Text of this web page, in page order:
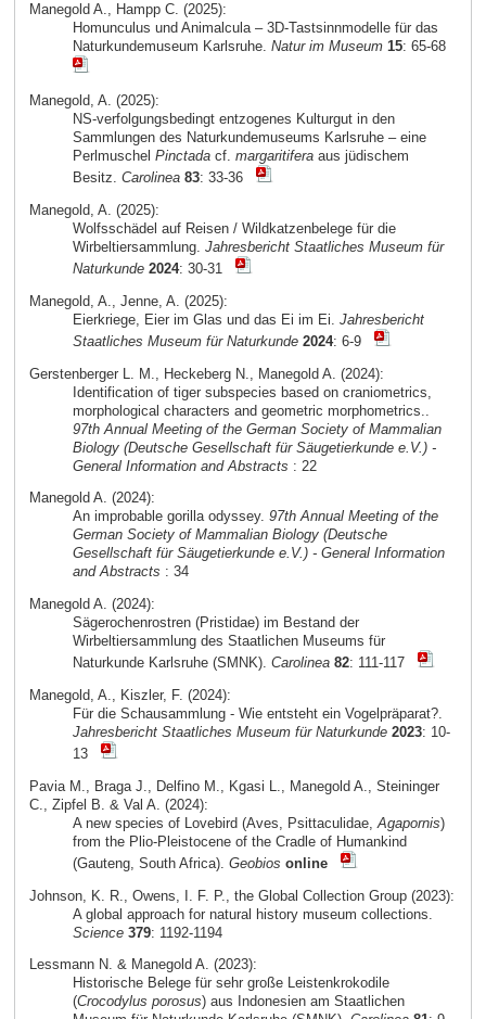
Manegold A., Hampp C. (2025):
Homunculus und Animalcula – 3D-Tastsinnmodelle für das
Naturkundemuseum Karlsruhe. Natur im Museum 15: 65-68
Manegold, A. (2025):
NS-verfolgungsbedingt entzogenes Kulturgut in den
Sammlungen des Naturkundemuseums Karlsruhe – eine
Perlmuschel Pinctadacf. margaritiferaaus jüdischem
Besitz. Carolinea 83: 33-36
Manegold, A. (2025):
Wolfsschädel auf Reisen / Wildkatzenbelege für die
Wirbeltiersammlung. Jahresbericht Staatliches Museum für
Naturkunde 2024: 30-31
Manegold, A., Jenne, A. (2025):
Eierkriege, Eier im Glas und das Ei im Ei. Jahresbericht
Staatliches Museum für Naturkunde 2024: 6-9
Gerstenberger L. M., Heckeberg N., Manegold A. (2024):
Identification of tiger subspecies based on craniometrics,
morphological characters and geometric morphometrics..
97th Annual Meeting of the German Society of Mammalian
Biology (Deutsche Gesellschaft für Säugetierkunde e.V.) -
General Information and Abstracts : 22
Manegold A. (2024):
An improbable gorilla odyssey. 97th Annual Meeting of the
German Society of Mammalian Biology (Deutsche
Gesellschaft für Säugetierkunde e.V.) - General Information
and Abstracts : 34
Manegold A. (2024):
Sägerochenrostren (Pristidae) im Bestand der
Wirbeltiersammlung des Staatlichen Museums für
Naturkunde Karlsruhe (SMNK). Carolinea 82: 111-117
Manegold, A., Kiszler, F. (2024):
Für die Schausammlung - Wie entsteht ein Vogelpräparat?.
Jahresbericht Staatliches Museum für Naturkunde 2023: 10-
13
Pavia M., Braga J., Delfino M., Kgasi L., Manegold A., Steininger
C., Zipfel B. & Val A. (2024):
A new species of Lovebird (Aves, Psittaculidae, Agapornis)
from the Plio-Pleistocene of the Cradle of Humankind
(Gauteng, South Africa). Geobios online
Johnson, K. R., Owens, I. F. P., the Global Collection Group (2023):
A global approach for natural history museum collections.
Science 379: 1192-1194
Lessmann N. & Manegold A. (2023):
Historische Belege für sehr große Leistenkrokodile
(Crocodylus porosus) aus Indonesien am Staatlichen